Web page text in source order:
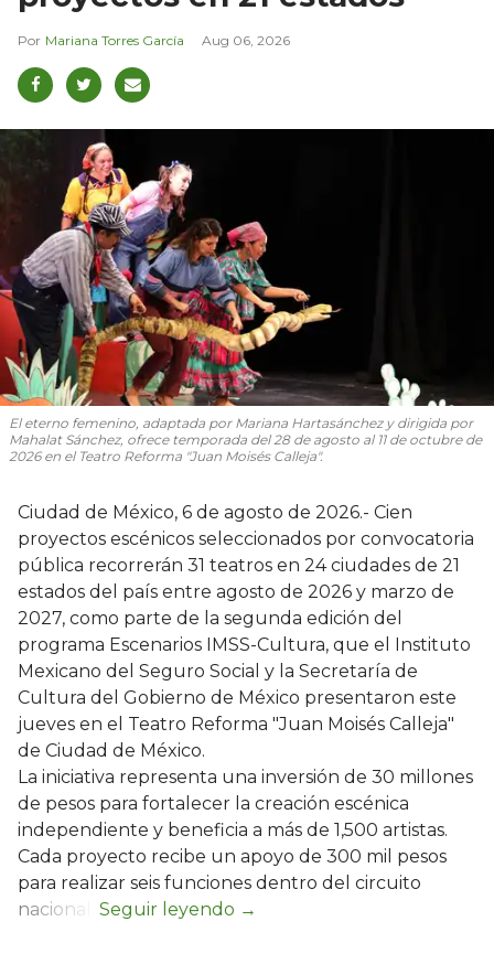
Mariana Torres García Aug 06, 2026
El eterno femenino, adaptada por Mariana Hartasánchez y dirigida por
Mahalat Sánchez, ofrece temporada del 28 de agosto al 11 de octubre de
2026 en el Teatro Reforma "Juan Moisés Calleja".
Ciudad de México, 6 de agosto de 2026.- Cien
proyectos escénicos seleccionados por convocatoria
pública recorrerán 31 teatros en 24 ciudades de 21
estados del país entre agosto de 2026 y marzo de
2027, como parte de la segunda edición del
programa Escenarios IMSS-Cultura, que el Instituto
Mexicano del Seguro Social y la Secretaría de
Cultura del Gobierno de México presentaron este
jueves en el Teatro Reforma "Juan Moisés Calleja"
de Ciudad de México.
La iniciativa representa una inversión de 30 millones
de pesos para fortalecer la creación escénica
independiente y beneficia a más de 1,500 artistas.
Cada proyecto recibe un apoyo de 300 mil pesos
para realizar seis funciones dentro del circuito
nacional.